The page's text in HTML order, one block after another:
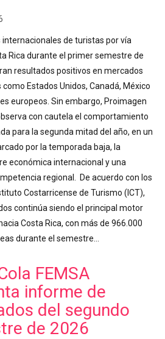
internacionales de turistas por vía
Rica durante el primer semestre de
resultados positivos en mercados
Estados Unidos, Canadá, México
europeos. Sin embargo, Proimagen
con cautela el comportamiento
para la segunda mitad del año, en un
por la temporada baja, la
económica internacional y una
regional. De acuerdo con los
Costarricense de Turismo (ICT),
continúa siendo el principal motor
Costa Rica, con más de 966.000
durante el semestre…
FEMSA
informe de
del segundo
de 2026